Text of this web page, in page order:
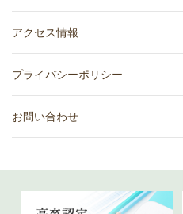
アクセス情報
プライバシーポリシー
お問い合わせ